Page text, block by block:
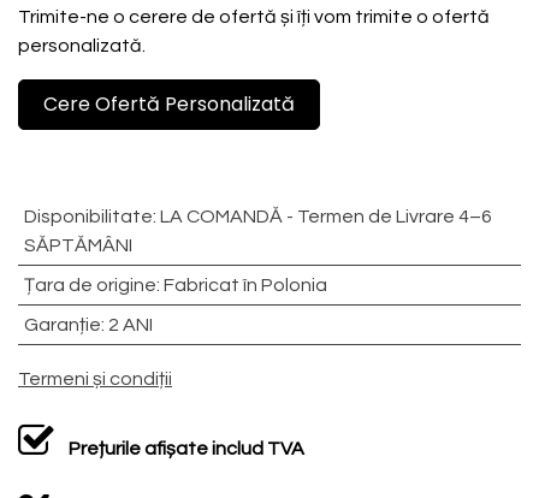
Trimite-ne o cerere de ofertă și îți vom trimite o ofertă
personalizată.
Cere Ofertă Personalizată
Disponibilitate: LA COMANDĂ - Termen de Livrare 4–6
SĂPTĂMÂNI
Țara de origine: Fabricat în Polonia
Garanție: 2 ANI
Termeni și condiții
Prețurile afișate includ TVA